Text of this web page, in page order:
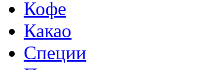
Кофе
Какао
Специи